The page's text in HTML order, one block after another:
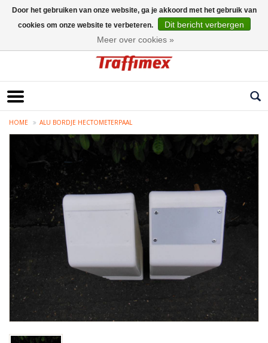
HOME ALU BORDJE HECTOMETERPAAL
Door het gebruiken van onze website, ga je akkoord met het gebruik van
cookies om onze website te verbeteren.
Dit bericht verbergen
Meer over cookies »